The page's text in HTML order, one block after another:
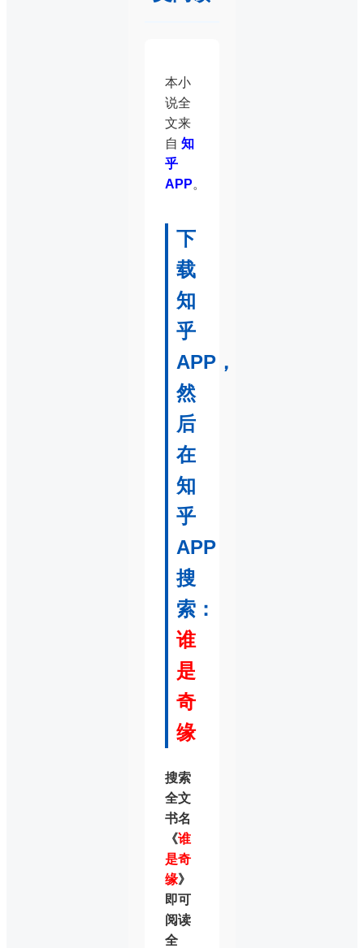
本小
说全
文来
自 知
乎
APP。
下
载
知
乎
APP，
然
后
在
知
乎
APP
搜
索：
谁
是
奇
缘
搜索
全文
书名
《谁
是奇
缘》
即可
阅读
全